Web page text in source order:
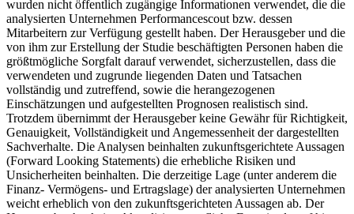
wurden nicht öffentlich zugängige Informationen verwendet, die die
analysierten Unternehmen Performancescout bzw. dessen
Mitarbeitern zur Verfügung gestellt haben. Der Herausgeber und die
von ihm zur Erstellung der Studie beschäftigten Personen haben die
größtmögliche Sorgfalt darauf verwendet, sicherzustellen, dass die
verwendeten und zugrunde liegenden Daten und Tatsachen
vollständig und zutreffend, sowie die herangezogenen
Einschätzungen und aufgestellten Prognosen realistisch sind.
Trotzdem übernimmt der Herausgeber keine Gewähr für Richtigkeit,
Genauigkeit, Vollständigkeit und Angemessenheit der dargestellten
Sachverhalte. Die Analysen beinhalten zukunftsgerichtete Aussagen
(Forward Looking Statements) die erhebliche Risiken und
Unsicherheiten beinhalten. Die derzeitige Lage (unter anderem die
Finanz- Vermögens- und Ertragslage) der analysierten Unternehmen
weicht erheblich von den zukunftsgerichteten Aussagen ab. Der